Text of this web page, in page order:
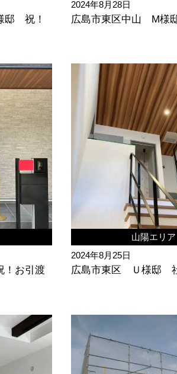
邸 祝！
2024年8月28日
広島市東区中山 M様
お引渡
山陽エリア
2024年8月25日
広島市東区 Ｕ様邸